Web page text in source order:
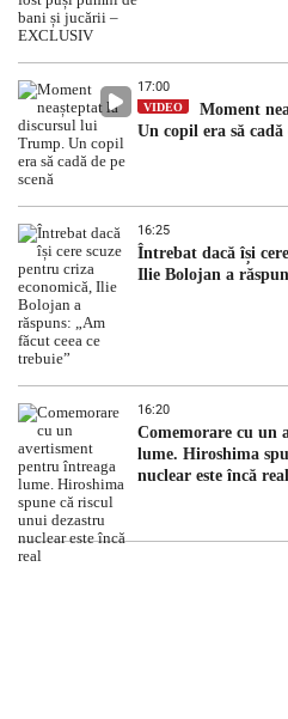
17:00
VIDEO
Moment
Un copil era să cadă
16:25
Întrebat dacă își
Ilie Bolojan a
16:20
Comemorare cu un
lume. Hiroshima
nuclear este încă real